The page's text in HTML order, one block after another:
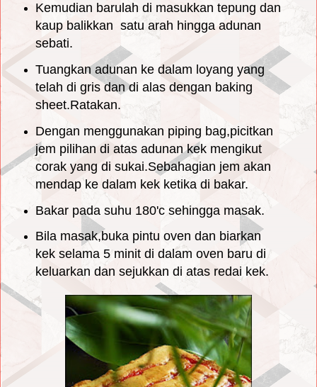
Kemudian barulah di masukkan tepung dan
kaup balikkan satu arah hingga adunan
sebati.
Tuangkan adunan ke dalam loyang yang
telah di gris dan di alas dengan baking
sheet.Ratakan.
Dengan menggunakan piping bag,picitkan
jem pilihan di atas adunan kek mengikut
corak yang di sukai.Sebahagian jem akan
mendap ke dalam kek ketika di bakar.
Bakar pada suhu 180'c sehingga masak.
Bila masak,buka pintu oven dan biarkan
kek selama 5 minit di dalam oven baru di
keluarkan dan sejukkan di atas redai kek.